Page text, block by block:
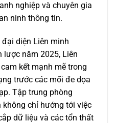
nghiệp và chuyên gia
ninh thông tin.
diện Liên minh
lược năm 2025, Liên
kết mạnh mẽ trong
trước các mối đe dọa
Tập trung phòng
chỉ hướng tới việc
dữ liệu và các tổn thất